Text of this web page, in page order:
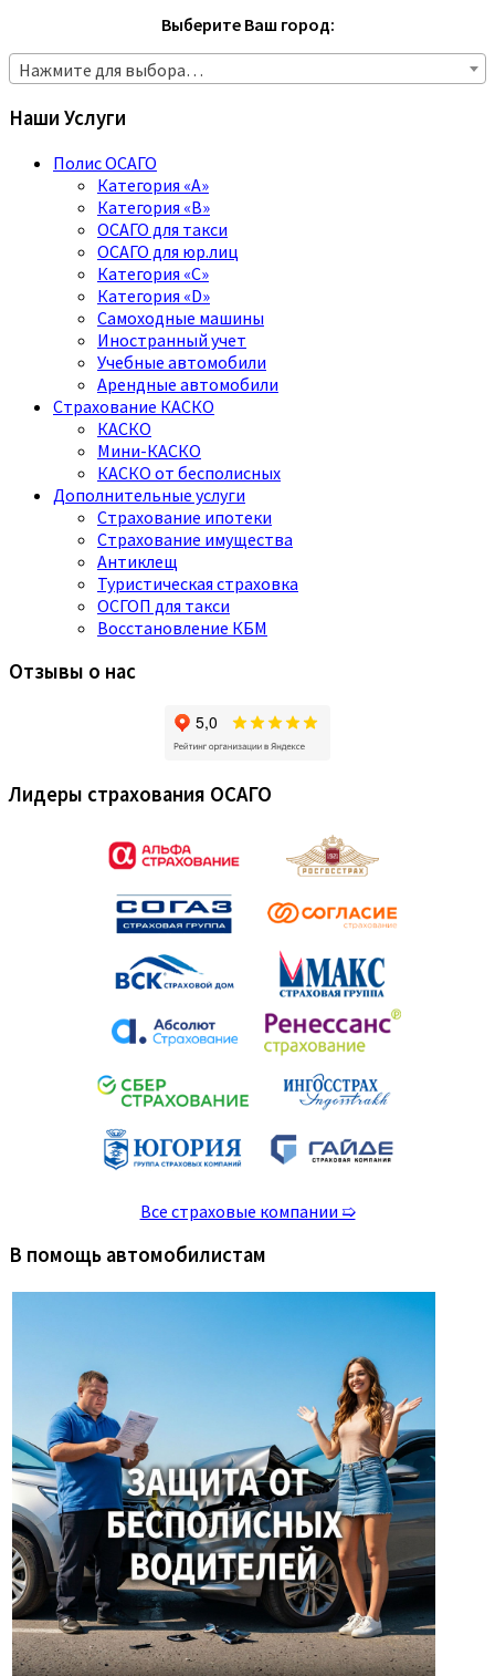
Выберите Ваш город:
Нажмите для выбора…
Наши Услуги
Полис ОСАГО
Категория «A»
Категория «B»
ОСАГО для такси
ОСАГО для юр.лиц
Категория «C»
Категория «D»
Самоходные машины
Иностранный учет
Учебные автомобили
Арендные автомобили
Страхование КАСКО
КАСКО
Мини-КАСКО
КАСКО от бесполисных
Дополнительные услуги
Страхование ипотеки
Страхование имущества
Антиклещ
Туристическая страховка
ОСГОП для такси
Восстановление КБМ
Отзывы о нас
Лидеры страхования ОСАГО
Все страховые компании ➯
В помощь автомобилистам